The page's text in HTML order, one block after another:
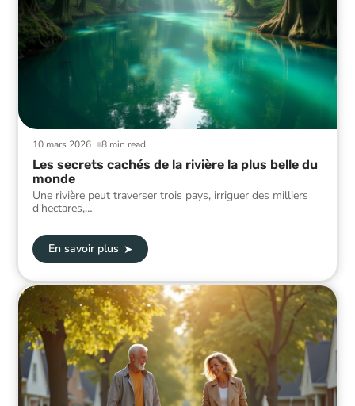
8 min read
10 mars 2026
Les secrets cachés de la rivière la plus belle du
monde
Une rivière peut traverser trois pays, irriguer des milliers
d'hectares,…
En savoir plus